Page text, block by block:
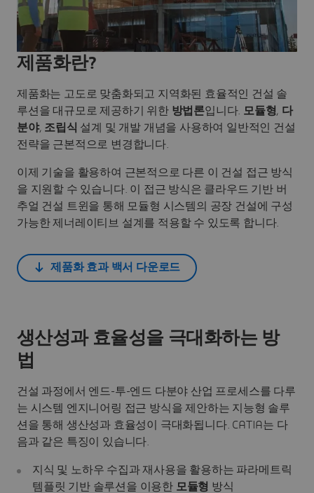
제품화란?
제품화는 고도로 맞춤화되고 지역화된 효율적인 건설 솔
루션을 대규모로 제공하기 위한 방법론입니다. 모듈형, 다
분야, 조립식 설계 및 개발 개념을 사용하여 일반적인 건설
전략을 근본적으로 변경합니다.
이제 기술을 활용하여 근본적으로 다른 이 건설 접근 방식
을 지원할 수 있습니다. 이 접근 방식은 클라우드 기반 버
추얼 건설 트윈을 통해 모듈형 시스템의 공장 건설에 구성
가능한 제너레이티브 설계를 적용할 수 있도록 합니다.
제품화 효과 백서 다운로드
생산성과 효율성을 극대화하는 방
법
건설 과정에서 엔드-투-엔드 다분야 산업 프로세스를 다루
는 시스템 엔지니어링 접근 방식을 제안하는 지능형 솔루
션을 통해 생산성과 효율성이 극대화됩니다. CATIA는 다
음과 같은 특징이 있습니다.
지식 및 노하우 수집과 재사용을 활용하는 파라메트릭
템플릿 기반 솔루션을 이용한 모듈형 방식